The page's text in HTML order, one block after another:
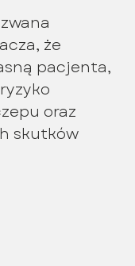
że
pacjenta,
oraz
skutków